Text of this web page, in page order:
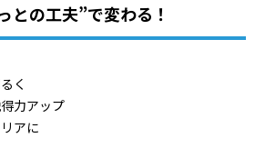
との工夫”で変わる！
く
力アップ
アに